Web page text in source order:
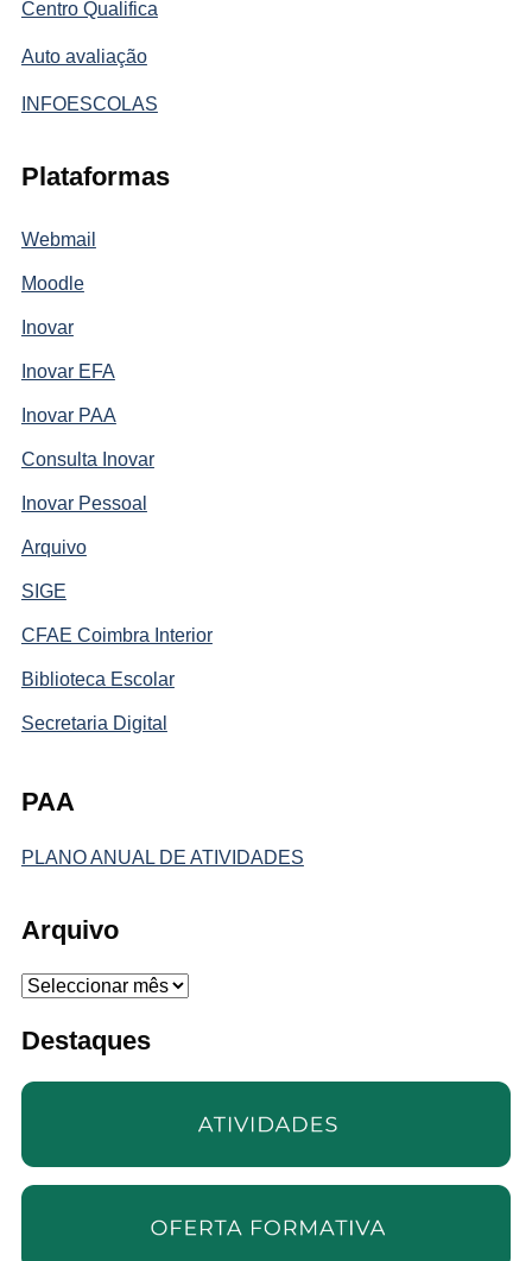
Centro Qualifica
Auto avaliação
INFOESCOLAS
Plataformas
Webmail
Moodle
Inovar
Inovar EFA
Inovar PAA
Consulta Inovar
Inovar Pessoal
Arquivo
SIGE
CFAE Coimbra Interior
Biblioteca Escolar
Secretaria Digital
PAA
PLANO ANUAL DE ATIVIDADES
Arquivo
Arquivo
Destaques